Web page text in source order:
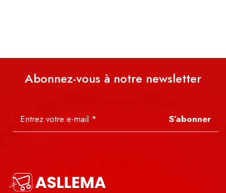
Abonnez-vous à notre newsletter
S’abonner